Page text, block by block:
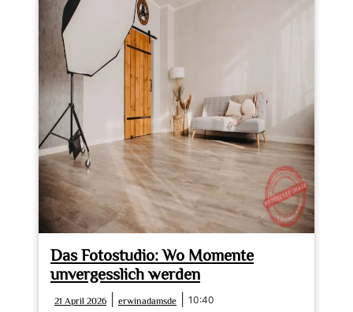
Zeitlose
Erinnerungen
für
die
Ewigkeit
Das Fotostudio: Wo Momente
unvergesslich werden
21 April 2026 erwinadamsde erwinadamsde
10:40